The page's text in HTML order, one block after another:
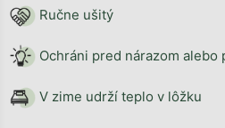
Ručne ušitý
Ochráni pred nárazom alebo
V zime udrží teplo v lôžku